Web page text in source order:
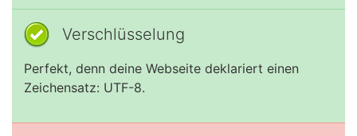
Verschlüsselung
Perfekt, denn deine Webseite deklariert einen
Zeichensatz: UTF-8.